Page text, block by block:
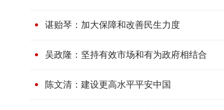
谌贻琴：加大保障和改善民生力度
吴政隆：坚持有效市场和有为政府相结合
陈文清：建设更高水平平安中国